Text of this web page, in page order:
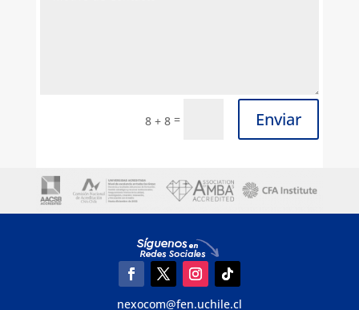
8 + 8 = Enviar
nexocom@fen.uchile.cl